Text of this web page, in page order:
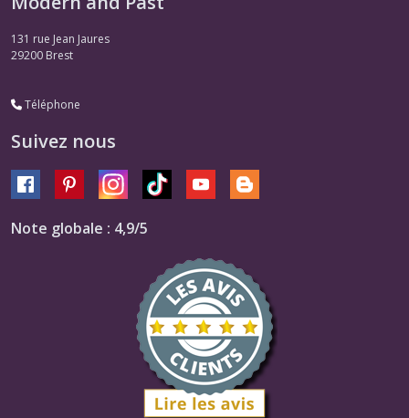
131 rue Jean Jaures
29200 Brest
Téléphone
Suivez nous
Note globale : 4,9/5